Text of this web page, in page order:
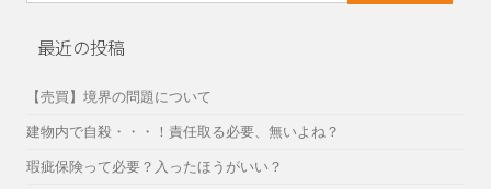
索:
最近の投稿
【売買】境界の問題について
建物内で自殺・・・！責任取る必要、無いよね？
瑕疵保険って必要？入ったほうがいい？